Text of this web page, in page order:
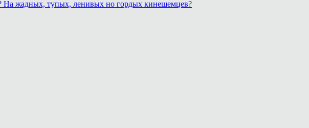
На жадных, тупых, ленивых но гордых кинешемцев?